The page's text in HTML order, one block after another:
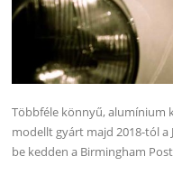
Többféle könnyű, alumínium
modellt gyárt majd 2018-tól a
be kedden a Birmingham